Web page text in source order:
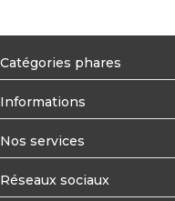
Catégories phares
Informations
Nos services
Réseaux sociaux